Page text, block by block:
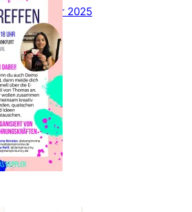
26. Februar 2025